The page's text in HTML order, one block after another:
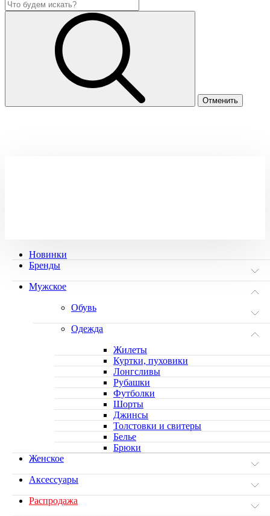
Новинки
Бренды
Мужское
Обувь
Одежда
Жилеты
Куртки, пуховики
Лонгсливы
Рубашки
Футболки
Шорты
Джинсы
Толстовки и свитеры
Белье
Брюки
Женское
Аксессуары
Распродажа